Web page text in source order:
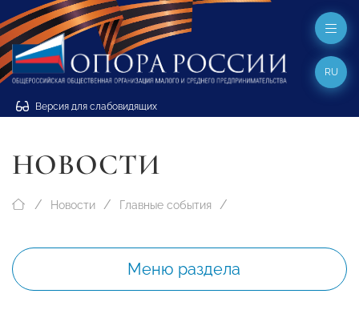
Версия для слабовидящих
RU
НОВОСТИ
Новости Главные события
Меню раздела